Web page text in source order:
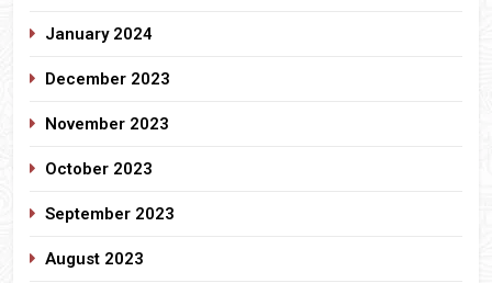
January 2024
December 2023
November 2023
October 2023
September 2023
August 2023